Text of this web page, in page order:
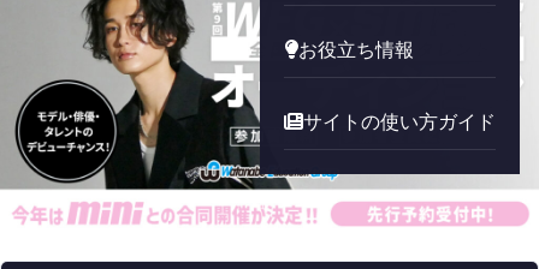
お役立ち情報
サイトの使い方ガイド